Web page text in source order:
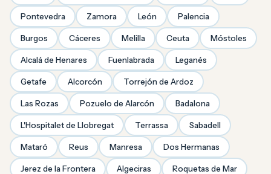
Pontevedra Zamora León Palencia
Burgos Cáceres Melilla Ceuta Móstoles
Alcalá de Henares Fuenlabrada Leganés
Getafe Alcorcón Torrejón de Ardoz
Las Rozas Pozuelo de Alarcón Badalona
L'Hospitalet de Llobregat Terrassa Sabadell
Mataró Reus Manresa Dos Hermanas
Jerez de la Frontera Algeciras Roquetas de Mar